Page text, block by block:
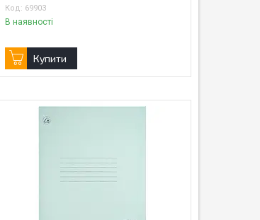
69903
В наявності
Купити